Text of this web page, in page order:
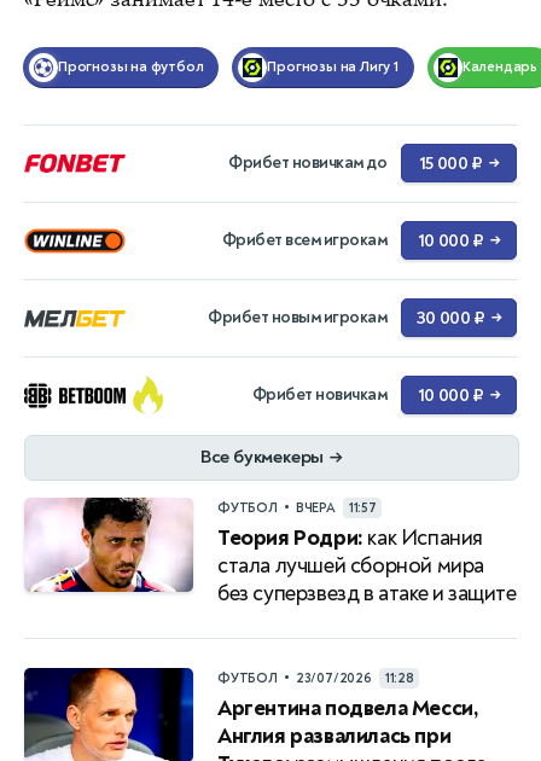
Прогнозы на футбол Прогнозы на Лигу 1 Календарь
Фрибет новичкам до 15 000 ₽ →
Фрибет всем игрокам 10 000 ₽ →
Фрибет новым игрокам 30 000 ₽ →
Фрибет новичкам 10 000 ₽ →
Все букмекеры →
ФУТБОЛ • ВЧЕРА 11:57
Теория Родри: как Испания
стала лучшей сборной мира
без суперзвезд в атаке и защите
ФУТБОЛ • 23/07/2026 11:28
Аргентина подвела Месси,
Англия развалилась при